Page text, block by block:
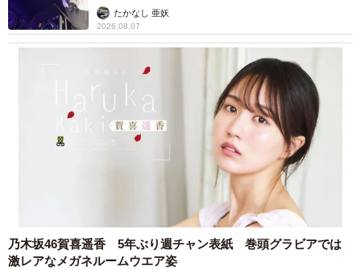
たかなし 亜妖
2026.08.07
乃木坂46賀喜遥香 5年ぶり週チャン表紙 巻頭グラビアでは
激レアなメガネルームウエア姿